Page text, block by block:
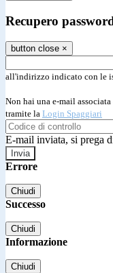
Recupero
button close ×
all'indirizzo indicato con le
Non hai una e-mail
tramite la Login Spaggiari
E-mail inviata, si prega
Errore
Chiudi
Successo
Chiudi
Informazione
Chiudi